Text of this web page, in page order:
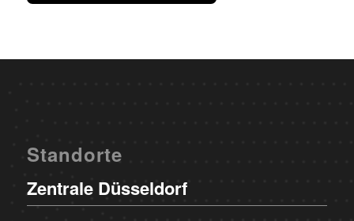
Standorte
Zentrale Düsseldorf